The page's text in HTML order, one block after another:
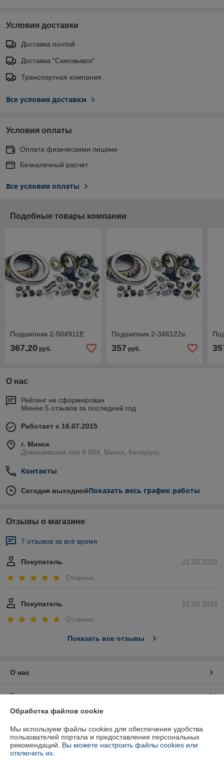
Условия доставки
Доставка почтой
Доставка "Самовывоз"
Транспортная компания
Все условия доставки
Условия оплаты
Оплата физическими лицами
Безналичный расчет
Все условия оплаты
Подобные товары компании
Подшипник 2-504911Е
367,20 руб.
Подшипник 2-346122е
357 руб.
О нас
Рейтинг не сформирован
Менее 5 отзывов за последний год
Работает с 16.07.2015
г. Минск
Домашевский пер.9 504, Минск, Беларусь
Контакты
Сегодня выходнойПоказать весь график работы
Отзывы о магазине
7 отзывов за всё время
21.02.2021
Покупатель
Отлично
21.02.2021
Покупатель
Отлично
Показать все отзывы
О нас
Контакты
График работы
Обработка файлов cookie
Мы используем файлы cookies для обеспечения удобства
пользователей портала и предоставления персональных
рекомендаций. Вы можете настроить файлы cookies или
отключить их.